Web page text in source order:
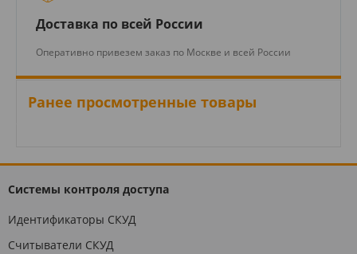
Доставка по всей России
Оперативно привезем заказ по Москве и всей России
Ранее просмотренные товары
Системы контроля доступа
Идентификаторы СКУД
Считыватели СКУД